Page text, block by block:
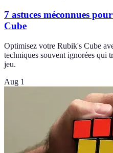
7 astuces méconnues
Cube
Optimisez votre Rubik's Cube
techniques souvent ignorées qui
jeu.
Aug 1